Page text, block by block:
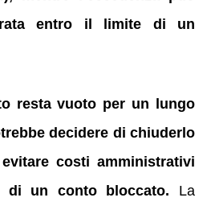
entro il limite di un
resta vuoto per un lungo
decidere di chiuderlo
costi amministrativi
di un conto bloccato. La